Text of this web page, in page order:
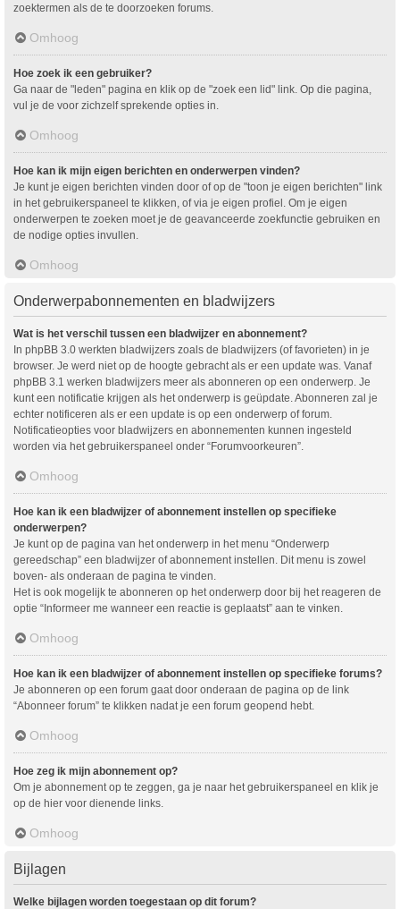
zoektermen als de te doorzoeken forums.
Omhoog
Hoe zoek ik een gebruiker?
Ga naar de "leden" pagina en klik op de "zoek een lid" link. Op die pagina,
vul je de voor zichzelf sprekende opties in.
Omhoog
Hoe kan ik mijn eigen berichten en onderwerpen vinden?
Je kunt je eigen berichten vinden door of op de "toon je eigen berichten" link
in het gebruikerspaneel te klikken, of via je eigen profiel. Om je eigen
onderwerpen te zoeken moet je de geavanceerde zoekfunctie gebruiken en
de nodige opties invullen.
Omhoog
Onderwerpabonnementen en bladwijzers
Wat is het verschil tussen een bladwijzer en abonnement?
In phpBB 3.0 werkten bladwijzers zoals de bladwijzers (of favorieten) in je
browser. Je werd niet op de hoogte gebracht als er een update was. Vanaf
phpBB 3.1 werken bladwijzers meer als abonneren op een onderwerp. Je
kunt een notificatie krijgen als het onderwerp is geüpdate. Abonneren zal je
echter notificeren als er een update is op een onderwerp of forum.
Notificatieopties voor bladwijzers en abonnementen kunnen ingesteld
worden via het gebruikerspaneel onder “Forumvoorkeuren”.
Omhoog
Hoe kan ik een bladwijzer of abonnement instellen op specifieke
onderwerpen?
Je kunt op de pagina van het onderwerp in het menu “Onderwerp
gereedschap” een bladwijzer of abonnement instellen. Dit menu is zowel
boven- als onderaan de pagina te vinden.
Het is ook mogelijk te abonneren op het onderwerp door bij het reageren de
optie “Informeer me wanneer een reactie is geplaatst” aan te vinken.
Omhoog
Hoe kan ik een bladwijzer of abonnement instellen op specifieke forums?
Je abonneren op een forum gaat door onderaan de pagina op de link
“Abonneer forum” te klikken nadat je een forum geopend hebt.
Omhoog
Hoe zeg ik mijn abonnement op?
Om je abonnement op te zeggen, ga je naar het gebruikerspaneel en klik je
op de hier voor dienende links.
Omhoog
Bijlagen
Welke bijlagen worden toegestaan op dit forum?